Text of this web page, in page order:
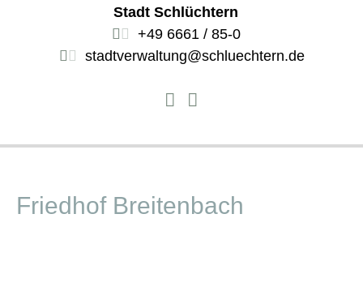
Stadt Schlüchtern
+49 6661 / 85-0
stadtverwaltung@schluechtern.de
Friedhof Breitenbach